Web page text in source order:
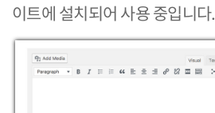
이트에 설치되어 사용 중입니다.